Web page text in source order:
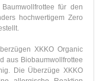
für den
hochwertigem Zero
XKKO Organic
aus Biobaumwollfrottee
Die Überzüge XKKO